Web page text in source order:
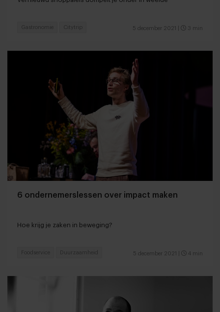
5 december 2021 3 min
Gastronomie Citytrip
6 ondernemerslessen over impact maken
Hoe krijg je zaken in beweging?
5 december 2021 4 min
Foodservice Duurzaamheid